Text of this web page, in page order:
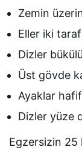
Zemin
Eller iki
Dizler
Üst gövde
Ayaklar
Dizler yüze
Egzersizin 25